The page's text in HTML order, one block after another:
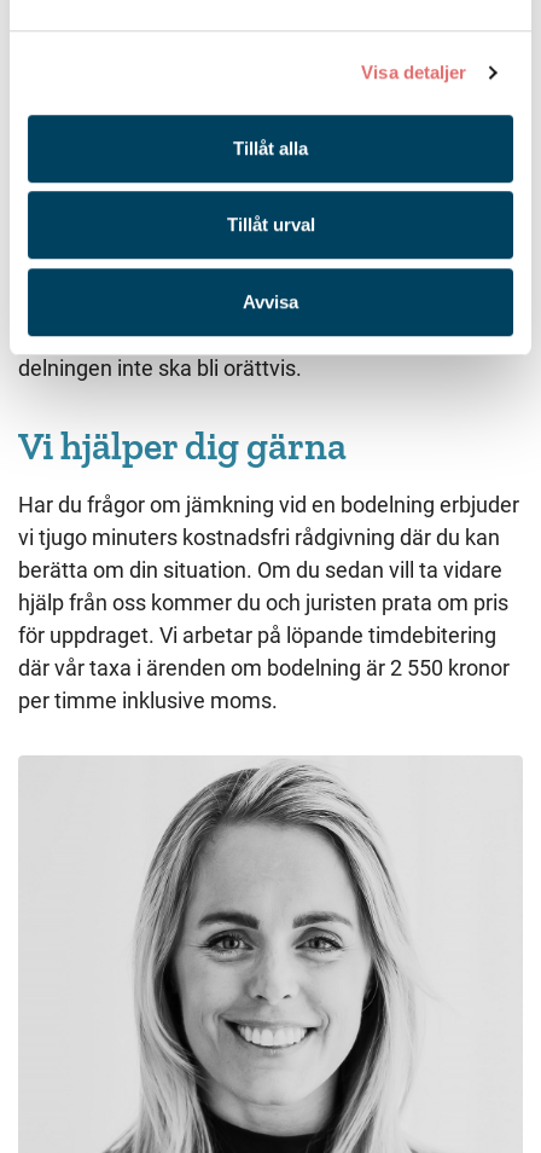
Visa detaljer
Tillåt alla
Tillåt urval
Avvisa
enligt huvudregeln påverka barnets livssituation
negativt tas detta med i beräkningen.
påverkar.
Jämkningens omfattning avgörs av de faktorer som
har gjort att det anses nödvändigt. Det blir inte alltid
100% rättvist efter en jämkning, utan syftet är att
delningen inte ska bli orättvis.
Vi hjälper dig gärna
Har du frågor om jämkning vid en bodelning erbjuder
vi tjugo minuters kostnadsfri rådgivning där du kan
berätta om din situation. Om du sedan vill ta vidare
hjälp från oss kommer du och juristen prata om pris
för uppdraget. Vi arbetar på löpande timdebitering
där vår taxa i ärenden om bodelning är 2 550 kronor
per timme inklusive moms.